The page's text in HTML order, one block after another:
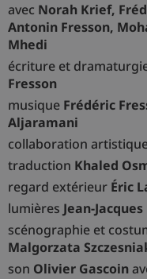
avec Norah Krief,
Antonin Fresson,
Mhedi
écriture et
Fresson
musique Frédéric
Aljaramani
collaboration
traduction Khaled
regard extérieur Éric
lumières Jean-
scénographie et
Malgorzata
son Olivier Gascoin